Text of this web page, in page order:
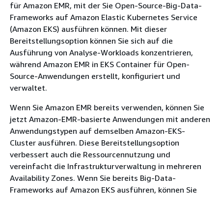
für Amazon EMR, mit der Sie Open-Source-Big-Data-
Frameworks auf Amazon Elastic Kubernetes Service
(Amazon EKS) ausführen können. Mit dieser
Bereitstellungsoption können Sie sich auf die
Ausführung von Analyse-Workloads konzentrieren,
während Amazon EMR in EKS Container für Open-
Source-Anwendungen erstellt, konfiguriert und
verwaltet.
Wenn Sie Amazon EMR bereits verwenden, können Sie
jetzt Amazon-EMR-basierte Anwendungen mit anderen
Anwendungstypen auf demselben Amazon-EKS-
Cluster ausführen. Diese Bereitstellungsoption
verbessert auch die Ressourcennutzung und
vereinfacht die Infrastrukturverwaltung in mehreren
Availability Zones. Wenn Sie bereits Big-Data-
Frameworks auf Amazon EKS ausführen, können Sie